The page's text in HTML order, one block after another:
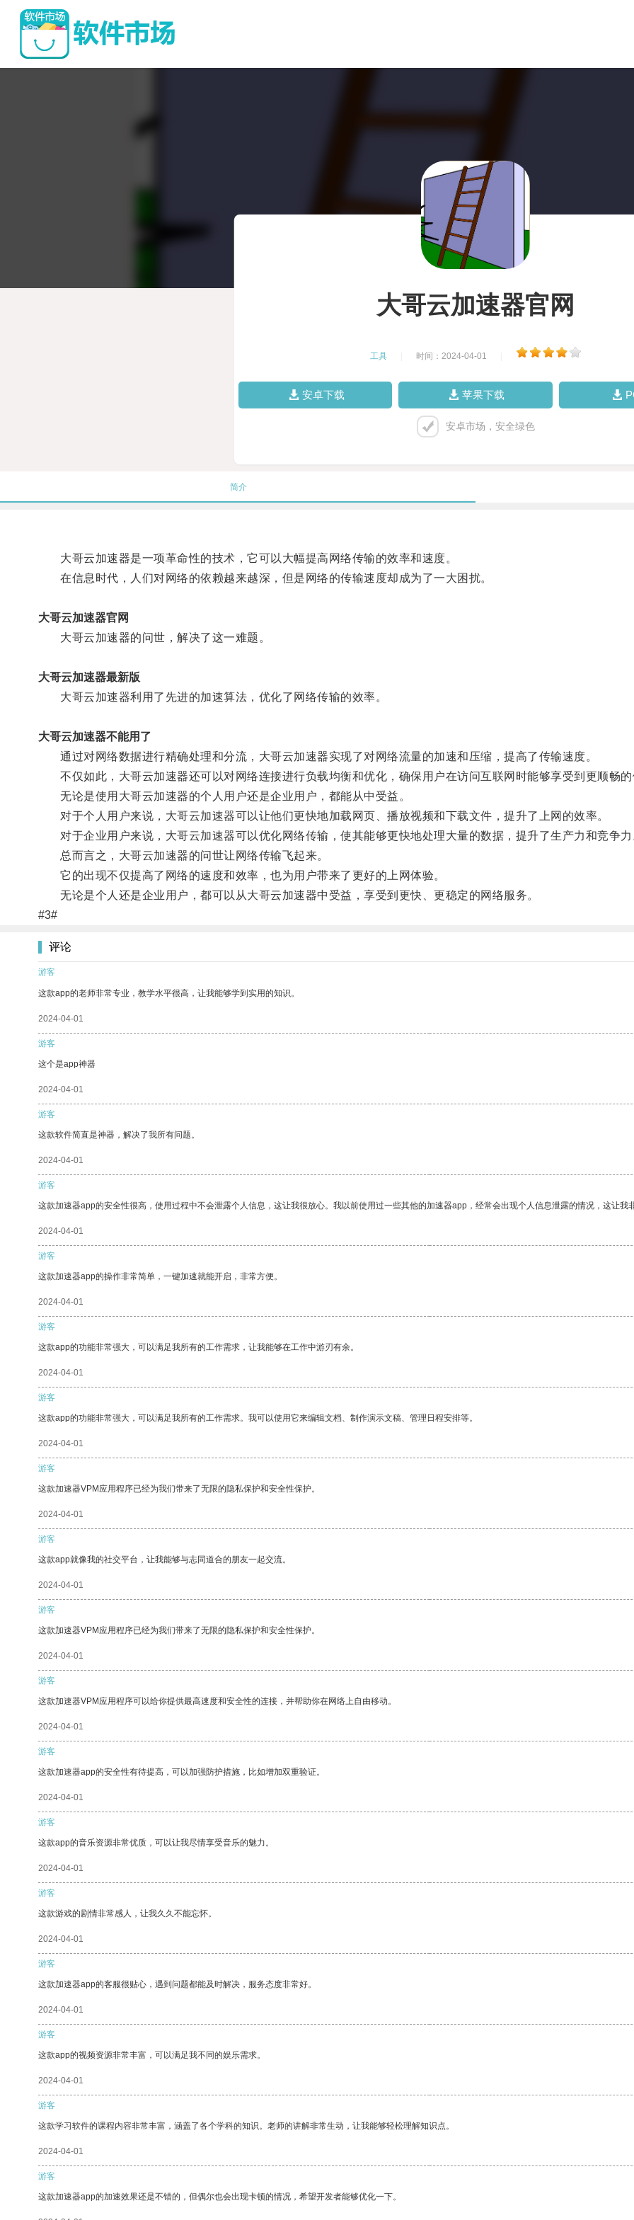
大哥云加速器官网
工具 时间：2024-04-01
安卓下载 苹果下载
安卓市场，安全绿色
简介
大哥云加速器是一项革命性的技术，它可以大幅提高网络传输的效率和速度。
在信息时代，人们对网络的依赖越来越深，但是网络的传输速度却成为了一大困扰。
大哥云加速器官网
大哥云加速器的问世，解决了这一难题。
大哥云加速器最新版
大哥云加速器利用了先进的加速算法，优化了网络传输的效率。
大哥云加速器不能用了
通过对网络数据进行精确处理和分流，大哥云加速器实现了对网络流量的加速和压缩，提高了传输速度。
不仅如此，大哥云加速器还可以对网络连接进行负载均衡和优化，确保用户在访问互联网时能够享受到更顺畅的
无论是使用大哥云加速器的个人用户还是企业用户，都能从中受益。
对于个人用户来说，大哥云加速器可以让他们更快地加载网页、播放视频和下载文件，提升了上网的效率。
对于企业用户来说，大哥云加速器可以优化网络传输，使其能够更快地处理大量的数据，提升了生产力和竞争力
总而言之，大哥云加速器的问世让网络传输飞起来。
它的出现不仅提高了网络的速度和效率，也为用户带来了更好的上网体验。
无论是个人还是企业用户，都可以从大哥云加速器中受益，享受到更快、更稳定的网络服务。
#3#
评论
游客
这款app的老师非常专业，教学水平很高，让我能够学到实用的知识。
2024-04-01
游客
这个是app神器
2024-04-01
游客
这款软件简直是神器，解决了我所有问题。
2024-04-01
游客
这款加速器app的安全性很高，使用过程中不会泄露个人信息，这让我很放心。我以前使用过一些其他的加速器app，经常会出现个人信息泄露的情况，这让我
2024-04-01
游客
这款加速器app的操作非常简单，一键加速就能开启，非常方便。
2024-04-01
游客
这款app的功能非常强大，可以满足我所有的工作需求，让我能够在工作中游刃有余。
2024-04-01
游客
这款app的功能非常强大，可以满足我所有的工作需求。我可以使用它来编辑文档、制作演示文稿、管理日程安排等。
2024-04-01
游客
这款加速器VPM应用程序已经为我们带来了无限的隐私保护和安全性保护。
2024-04-01
游客
这款app就像我的社交平台，让我能够与志同道合的朋友一起交流。
2024-04-01
游客
这款加速器VPM应用程序已经为我们带来了无限的隐私保护和安全性保护。
2024-04-01
游客
这款加速器VPM应用程序可以给你提供最高速度和安全性的连接，并帮助你在网络上自由移动。
2024-04-01
游客
这款加速器app的安全性有待提高，可以加强防护措施，比如增加双重验证。
2024-04-01
游客
这款app的音乐资源非常优质，可以让我尽情享受音乐的魅力。
2024-04-01
游客
这款游戏的剧情非常感人，让我久久不能忘怀。
2024-04-01
游客
这款加速器app的客服很贴心，遇到问题都能及时解决，服务态度非常好。
2024-04-01
游客
这款app的视频资源非常丰富，可以满足我不同的娱乐需求。
2024-04-01
游客
这款学习软件的课程内容非常丰富，涵盖了各个学科的知识。老师的讲解非常生动，让我能够轻松理解知识点。
2024-04-01
游客
这款加速器app的加速效果还是不错的，但偶尔也会出现卡顿的情况，希望开发者能够优化一下。